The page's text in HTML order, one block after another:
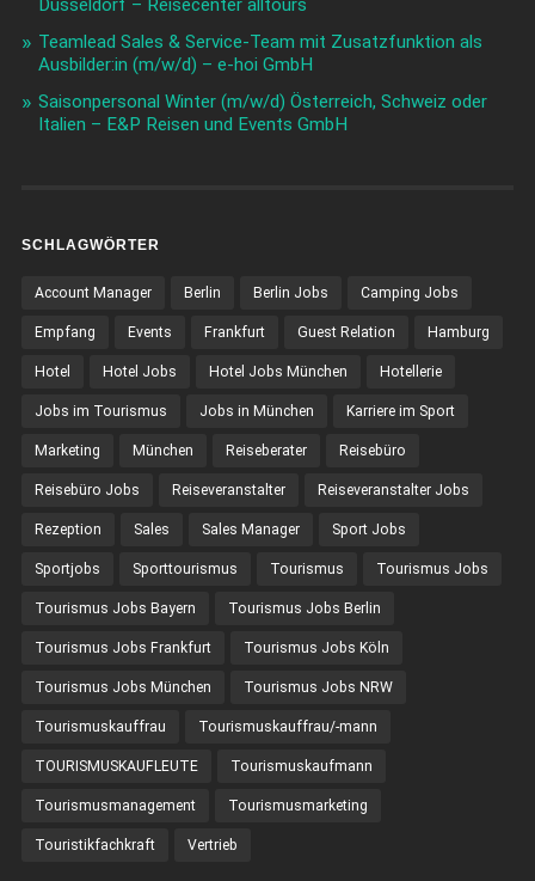
Düsseldorf – Reisecenter alltours
Teamlead Sales & Service-Team mit Zusatzfunktion als
Ausbilder:in (m/w/d) – e-hoi GmbH
Saisonpersonal Winter (m/w/d) Österreich, Schweiz oder
Italien – E&P Reisen und Events GmbH
SCHLAGWÖRTER
Account Manager Berlin Berlin Jobs Camping Jobs
Empfang Events Frankfurt Guest Relation Hamburg
Hotel Hotel Jobs Hotel Jobs München Hotellerie
Jobs im Tourismus Jobs in München Karriere im Sport
Marketing München Reiseberater Reisebüro
Reisebüro Jobs Reiseveranstalter Reiseveranstalter Jobs
Rezeption Sales Sales Manager Sport Jobs
Sportjobs Sporttourismus Tourismus Tourismus Jobs
Tourismus Jobs Bayern Tourismus Jobs Berlin
Tourismus Jobs Frankfurt Tourismus Jobs Köln
Tourismus Jobs München Tourismus Jobs NRW
Tourismuskauffrau Tourismuskauffrau/-mann
TOURISMUSKAUFLEUTE Tourismuskaufmann
Tourismusmanagement Tourismusmarketing
Touristikfachkraft Vertrieb